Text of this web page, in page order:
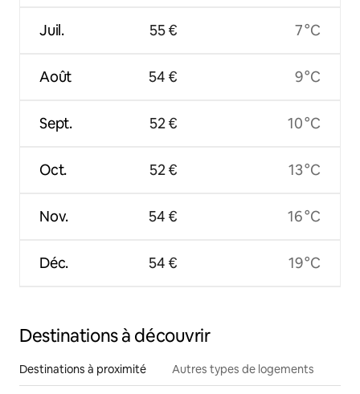
Juil.
Août
Sept.
Oct.
Nov.
Déc.
55 €
54 €
52 €
52 €
54 €
54 €
7 °C
9 °C
10 °C
13 °C
16 °C
19 °C
Destinations à découvrir
Destinations à proximité Autres types de logements